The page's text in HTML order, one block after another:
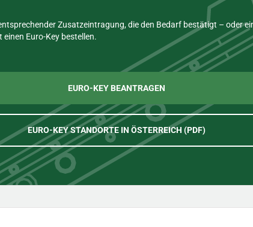
Zusatzeintragung, die den Bedarf bestätigt – oder
Euro-Key bestellen.
EURO-KEY BEANTRAGEN
EURO-KEY STANDORTE IN ÖSTERREICH (PDF)